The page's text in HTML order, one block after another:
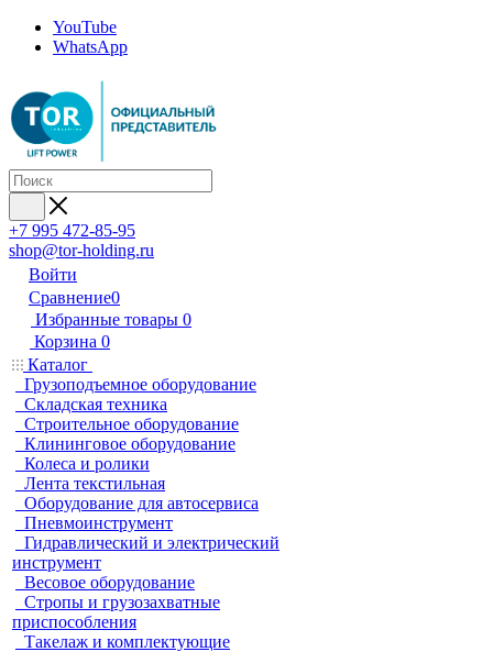
YouTube
WhatsApp
+7 995 472-85-95
shop@tor-holding.ru
Войти
Сравнение0
Избранные товары 0
Корзина 0
Каталог
Грузоподъемное оборудование
Складская техника
Строительное оборудование
Клининговое оборудование
Колеса и ролики
Лента текстильная
Оборудование для автосервиса
Пневмоинструмент
Гидравлический и электрический
инструмент
Весовое оборудование
Стропы и грузозахватные
приспособления
Такелаж и комплектующие